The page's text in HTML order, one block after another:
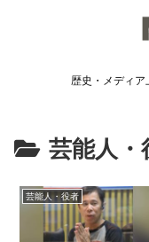
歴史・メディア
芸能人・
芸能人・役者